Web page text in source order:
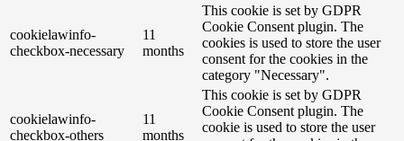
cookielawinfo-
checkbox-necessary
11
months
This cookie is set by GDPR
Cookie Consent plugin. The
cookies is used to store the user
consent for the cookies in the
category "Necessary".
cookielawinfo-
checkbox-others
11
months
This cookie is set by GDPR
Cookie Consent plugin. The
cookie is used to store the user